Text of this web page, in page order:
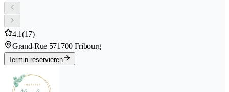
4.1(17)
Grand-Rue 571700 Fribourg
Termin reservieren